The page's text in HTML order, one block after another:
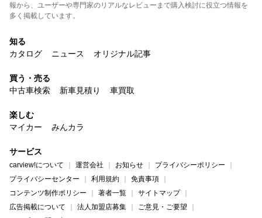
報から、ユーザーや専門家のリアルなレビューまで購入検討に役立つ情報を
多く掲載しています。
知る
カタログ
ニュース オリジナル記事
買う・売る
中古車検索
新車見積り 車買取
楽しむ
マイカー
みんカラ
サービス
carview!について 運営会社 お知らせ
プライバシーポリシー
プライバシーセンター
利用規約
免責事項
コンテンツ制作ポリシー
著者一覧
サイトマップ
広告掲載について
法人加盟店募集
ご意見・ご要望